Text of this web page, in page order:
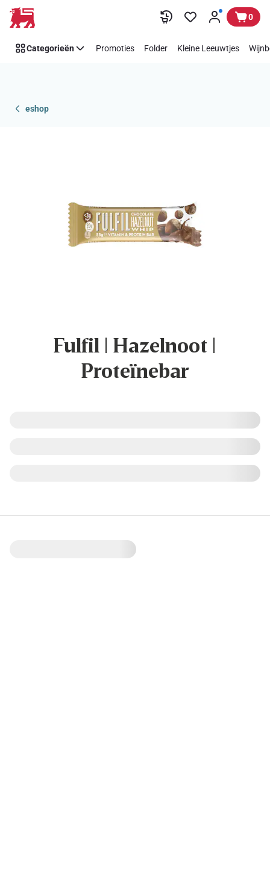
Overslaan 0
Categorieën Promoties Folder Kleine Leeuwtjes
eshop
Fulfil | Hazelnoot |
Proteïnebar